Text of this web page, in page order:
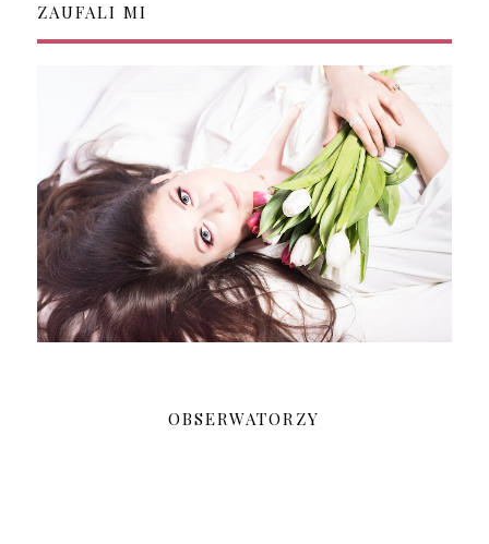
ZAUFALI MI
OBSERWATORZY